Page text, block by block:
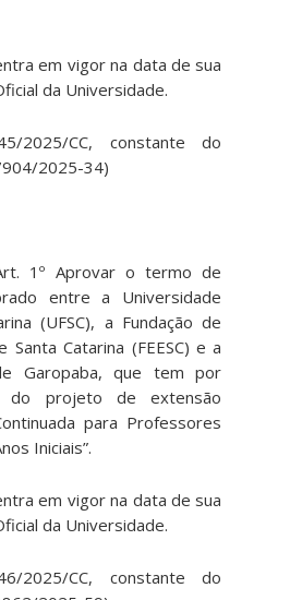
em vigor na data de sua
da Universidade.
2025/CC, constante do
2025-34)
1º Aprovar o termo de
entre a Universidade
(UFSC), a Fundação de
Santa Catarina (FEESC) e a
Garopaba, que tem por
do projeto de extensão
para Professores
Iniciais”.
em vigor na data de sua
da Universidade.
2025/CC, constante do